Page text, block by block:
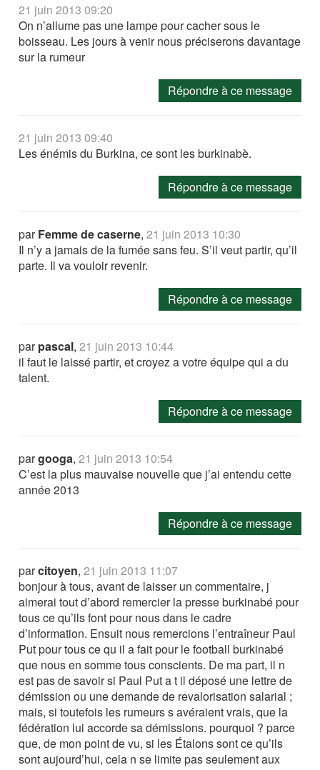
21 juin 2013 09:20
On n’allume pas une lampe pour cacher sous le
boisseau. Les jours à venir nous préciserons davantage
sur la rumeur
Répondre à ce message
21 juin 2013 09:40
Les énémis du Burkina, ce sont les burkinabè.
Répondre à ce message
parFemme de caserne,21 juin 2013 10:30
Il n’y a jamais de la fumée sans feu. S’il veut partir, qu’il
parte. Il va vouloir revenir.
Répondre à ce message
parpascal,21 juin 2013 10:44
il faut le laissé partir, et croyez a votre équipe qui a du
talent.
Répondre à ce message
pargooga,21 juin 2013 10:54
C’est la plus mauvaise nouvelle que j’ai entendu cette
année 2013
Répondre à ce message
parcitoyen,21 juin 2013 11:07
bonjour à tous, avant de laisser un commentaire, j
aimerai tout d’abord remercier la presse burkinabé pour
tous ce qu’ils font pour nous dans le cadre
d’information. Ensuit nous remercions l’entraîneur Paul
Put pour tous ce qu il a fait pour le football burkinabé
que nous en somme tous conscients. De ma part, il n
est pas de savoir si Paul Put a t il déposé une lettre de
démission ou une demande de revalorisation salarial ;
mais, si toutefois les rumeurs s avéraient vrais, que la
fédération lui accorde sa démissions. pourquoi ? parce
que, de mon point de vu, si les Étalons sont ce qu’ils
sont aujourd’hui, cela n se limite pas seulement aux